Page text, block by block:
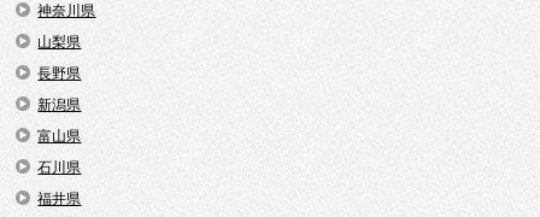
神奈川県
山梨県
長野県
新潟県
富山県
石川県
福井県